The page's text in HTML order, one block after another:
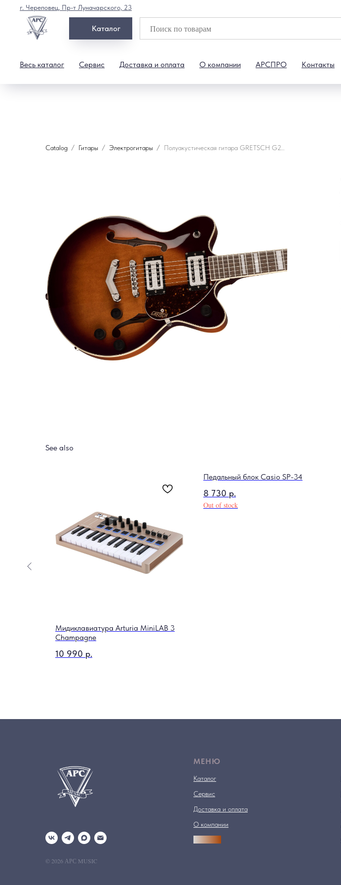
Каталог
Весь каталог Сервис Доставка и оплата О компании АРСПРО Контакты
г. Череповец, Пр-т Луначарского, 23
Catalog Гитары Электрогитары
See also
Мидиклавиатура Arturia MiniLAB 3
Champagne
10 990 р.
Педальный блок Casio SP-34
8 730 р.
Out of stock
© 2026 АРС MUSIC
МЕНЮ
Каталог
Сервис
Доставка и оплата
О компании